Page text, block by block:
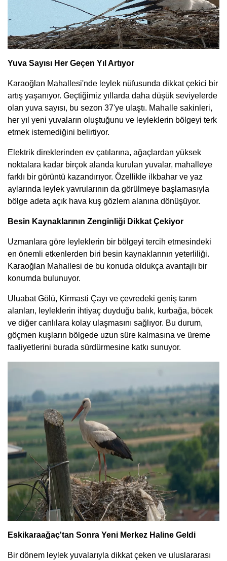
Yuva Sayısı Her Geçen Yıl Artıyor
Karaoğlan Mahallesi'nde leylek nüfusunda dikkat çekici bir
artış yaşanıyor. Geçtiğimiz yıllarda daha düşük seviyelerde
olan yuva sayısı, bu sezon 37'ye ulaştı. Mahalle sakinleri,
her yıl yeni yuvaların oluştuğunu ve leyleklerin bölgeyi terk
etmek istemediğini belirtiyor.
Elektrik direklerinden ev çatılarına, ağaçlardan yüksek
noktalara kadar birçok alanda kurulan yuvalar, mahalleye
farklı bir görüntü kazandırıyor. Özellikle ilkbahar ve yaz
aylarında leylek yavrularının da görülmeye başlamasıyla
bölge adeta açık hava kuş gözlem alanına dönüşüyor.
Besin Kaynaklarının Zenginliği Dikkat Çekiyor
Uzmanlara göre leyleklerin bir bölgeyi tercih etmesindeki
en önemli etkenlerden biri besin kaynaklarının yeterliliği.
Karaoğlan Mahallesi de bu konuda oldukça avantajlı bir
konumda bulunuyor.
Uluabat Gölü, Kirmasti Çayı ve çevredeki geniş tarım
alanları, leyleklerin ihtiyaç duyduğu balık, kurbağa, böcek
ve diğer canlılara kolay ulaşmasını sağlıyor. Bu durum,
göçmen kuşların bölgede uzun süre kalmasına ve üreme
faaliyetlerini burada sürdürmesine katkı sunuyor.
Eskikaraağaç'tan Sonra Yeni Merkez Haline Geldi
Bir dönem leylek yuvalarıyla dikkat çeken ve uluslararası